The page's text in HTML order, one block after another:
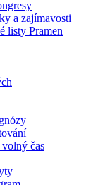
a zajímavosti
listy Pramen
čas